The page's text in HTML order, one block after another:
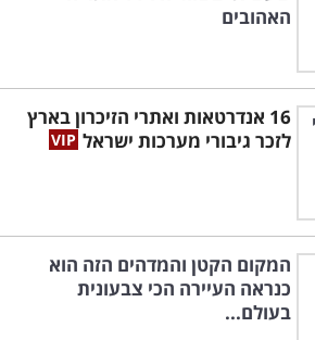
האהובים
16 אנדרטאות ואתרי הזיכרון בארץ
לזכר גיבורי מערכות ישראל
המקום הקטן והמדהים הזה הוא
כנראה העיירה הכי צבעונית
בעולם...